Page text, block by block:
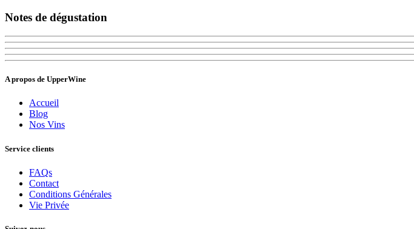
Notes de dégustation
A propos de UpperWine
Accueil
Blog
Nos Vins
Service clients
FAQs
Contact
Conditions Générales
Vie Privée